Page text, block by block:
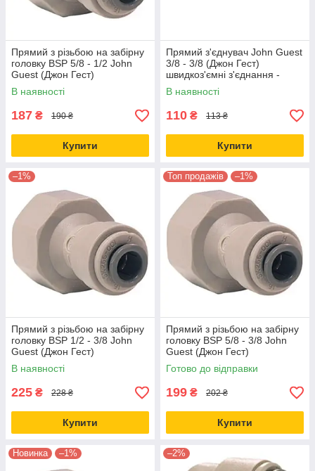
Прямий з різьбою на забірну
головку BSP 5/8 - 1/2 John
Guest (Джон Гест)
швидкоз'ємні з'єднання -
фітинги PI451615FS
В наявності
187 ₴ 190 ₴
Купити
Прямий з'єднувач John Guest
3/8 - 3/8 (Джон Гест)
швидкоз'ємні з'єднання -
фітинги PI0412S
В наявності
110 ₴ 113 ₴
Купити
–1%
Прямий з різьбою на забірну
головку BSP 1/2 - 3/8 John
Guest (Джон Гест)
швидкоз'ємні з'єднання
PI451214CS
В наявності
225 ₴ 228 ₴
Купити
Топ продажів –1%
Прямий з різьбою на забірну
головку BSP 5/8 - 3/8 John
Guest (Джон Гест)
швидкоз'ємні з'єднання -
фітинги PI451215FS
Готово до відправки
199 ₴ 202 ₴
Купити
Новинка –1% –2%